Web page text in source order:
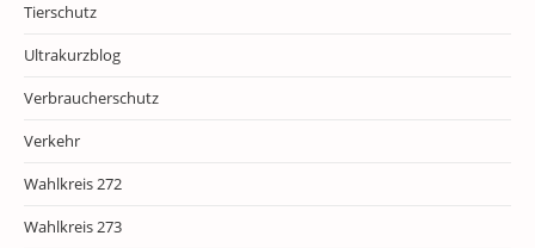
Tierschutz
Ultrakurzblog
Verbraucherschutz
Verkehr
Wahlkreis 272
Wahlkreis 273